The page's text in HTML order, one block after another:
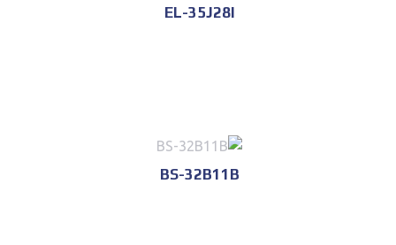
EL-35J28I
BS-32B11B